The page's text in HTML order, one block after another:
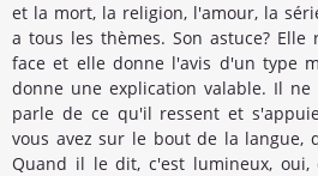
et la mort, la religion, l'amour, la
a tous les thèmes. Son astuce?
face et elle donne l'avis d'un type
donne une explication valable. Il
parle de ce qu'il ressent et
vous avez sur le bout de la langue,
Quand il le dit, c'est lumineux,